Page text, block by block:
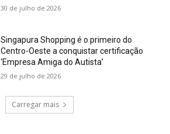
30 de julho de 2026
Singapura Shopping é o primeiro do
Centro-Oeste a conquistar certificação
‘Empresa Amiga do Autista’
29 de julho de 2026
Carregar mais